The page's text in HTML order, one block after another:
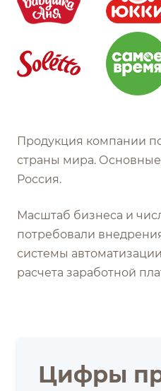
Продукция компании
страны мира.
Россия.
Масштаб бизнеса и
потребовали
системы
расчета заработной
Цифры